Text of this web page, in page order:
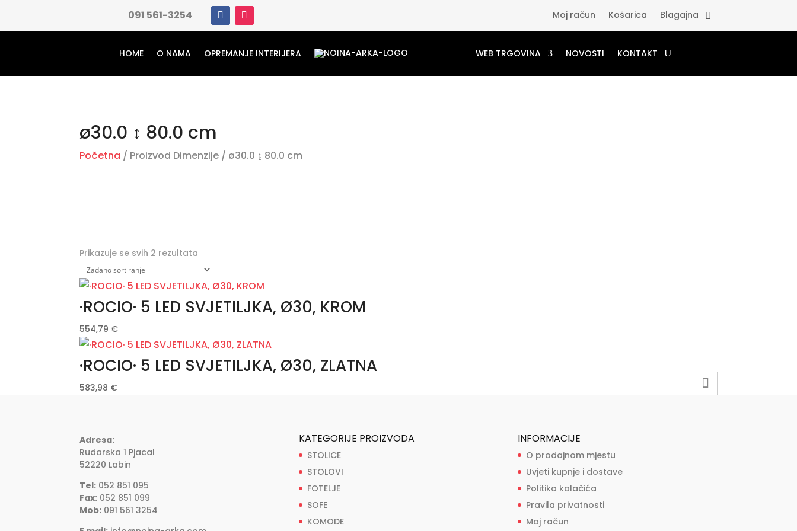
091 561-3254 Moj račun Košarica Blagajna
HOME O NAMA OPREMANJE INTERIJERA WEB TRGOVINA NOVOSTI KONTAKT
ø30.0 ↨ 80.0 cm
Početna / Proizvod Dimenzije / ø30.0 ↨ 80.0 cm
Prikazuje se svih 2 rezultata
·ROCIO· 5 LED SVJETILJKA, Ø30, KROM
554,79 €
·ROCIO· 5 LED SVJETILJKA, Ø30, ZLATNA
583,98 €
Adresa:
Rudarska 1 Pjacal
52220 Labin
Tel: 052 851 095
Fax: 052 851 099
Mob: 091 561 3254
KATEGORIJE PROIZVODA
STOLICE
STOLOVI
FOTELJE
SOFE
KOMODE
INFORMACIJE
O prodajnom mjestu
Uvjeti kupnje i dostave
Politika kolačića
Pravila privatnosti
Moj račun